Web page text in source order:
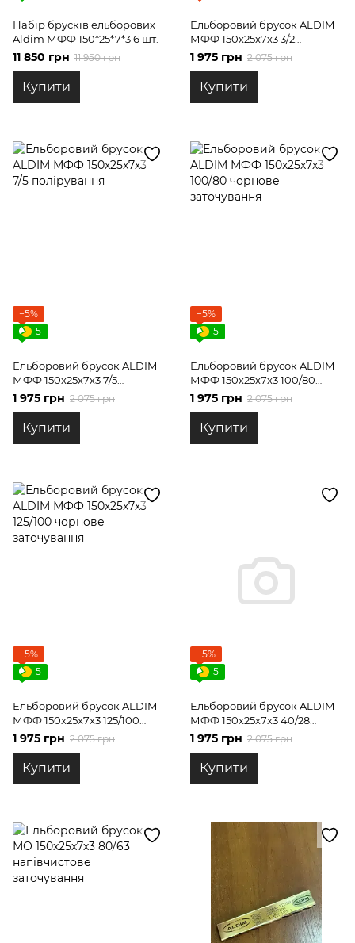
Набір брусків ельборових
Aldim МФФ 150*25*7*3 6 шт.
11 850 грн 11 950 грн
Купити
Ельборовий брусок ALDIM
МФФ 150х25х7х3 3/2
полірування
1 975 грн 2 075 грн
Купити
−5%
5
Ельборовий брусок ALDIM
МФФ 150х25х7х3 7/5
полірування
1 975 грн 2 075 грн
Купити
−5%
5
Ельборовий брусок ALDIM
МФФ 150х25х7х3 100/80
чорнове заточування
1 975 грн 2 075 грн
Купити
−5%
5
Ельборовий брусок ALDIM
МФФ 150х25х7х3 125/100
чорнове заточування
1 975 грн 2 075 грн
Купити
−5%
5
Ельборовий брусок ALDIM
МФФ 150х25х7х3 40/28
чистове заточування
1 975 грн 2 075 грн
Купити